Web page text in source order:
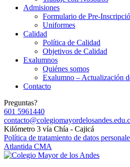
Admisiones
Formulario de Pre-
Uniformes
Calidad
Política de Calidad
Objetivos de Calidad
Exalumnos
Quiénes somos
Exalumno – Actualización
Contacto
Preguntas?
601 5961440
Kilómetro 3 vía Chía - Cajicá
Política de tratamiento de datos
Atlantida CMA